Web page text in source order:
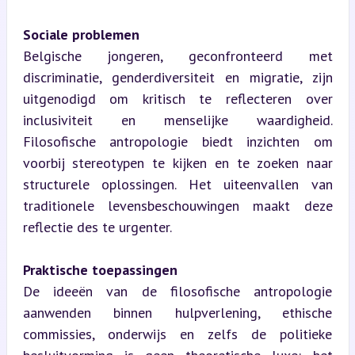
Sociale problemen
Belgische jongeren, geconfronteerd met
discriminatie, genderdiversiteit en migratie, zijn
uitgenodigd om kritisch te reflecteren over
inclusiviteit en menselijke waardigheid.
Filosofische antropologie biedt inzichten om
voorbij stereotypen te kijken en te zoeken naar
structurele oplossingen. Het uiteenvallen van
traditionele levensbeschouwingen maakt deze
reflectie des te urgenter.
Praktische toepassingen
De ideeën van de filosofische antropologie
aanwenden binnen hulpverlening, ethische
commissies, onderwijs en zelfs de politieke